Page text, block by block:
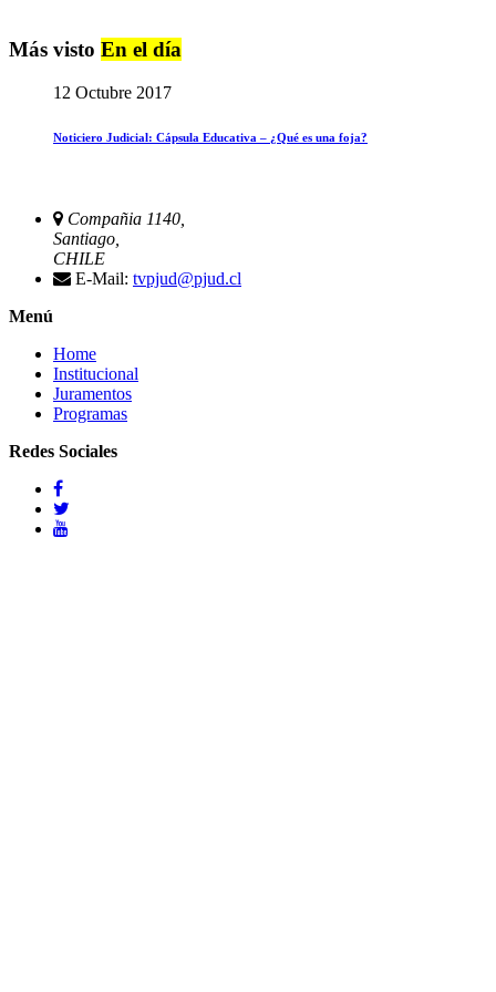
Más visto En el día
12 Octubre 2017
Noticiero Judicial: Cápsula Educativa – ¿Qué es una foja?
Compañia 1140,
Santiago,
CHILE
E-Mail: tvpjud@pjud.cl
Menú
Home
Institucional
Juramentos
Programas
Redes Sociales